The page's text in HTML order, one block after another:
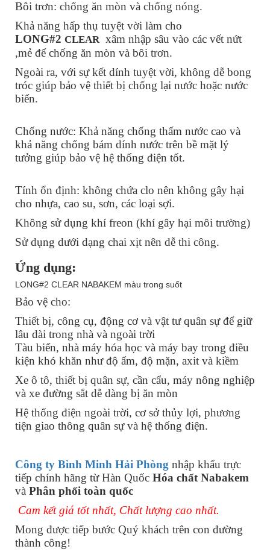
Bôi trơn: chống ăn mòn và chống nóng.
Khả năng hấp thụ tuyệt vời làm cho
LONG#2 CLEAR xâm nhập sâu vào các vết nứt
,mẻ để chống ăn mòn và bôi trơn.
Ngoài ra, với sự kết dính tuyệt vời, không dễ bong
tróc giúp bảo vệ thiết bị chống lại nước hoặc nước
biển.
Chống nước: Khả năng chống thấm nước cao và
khả năng chống bám dính nước trên bề mặt lý
tưởng giúp bảo vệ hệ thống điện tốt.
Tính ổn định: không chứa clo nên không gây hại
cho nhựa, cao su, sơn, các loại sợi.
Không sử dụng khí freon (khí gây hại môi trường)
Sử dụng dưới dạng chai xịt nên dễ thi công.
Ứng dụng:
LONG#2 CLEAR NABAKEM màu trong suốt
Bảo vệ cho:
Thiết bị, công cụ, động cơ và vật tư quân sự để giữ
lâu dài trong nhà và ngoài trời
Tàu biển, nhà máy hóa học và máy bay trong điều
kiện khó khăn như độ ẩm, độ mặn, axit và kiềm
Xe ô tô, thiết bị quân sự, cần cẩu, máy nông nghiệp
và xe đường sắt dễ dàng bị ăn mòn
Hệ thống điện ngoài trời, cơ sở thủy lợi, phương
tiện giao thông quân sự và hệ thống điện.
Công ty Bình Minh Hải Phòng nhập khẩu trực
tiếp chính hãng từ Hàn Quốc Hóa chất Nabakem
và Phân phối toàn quốc
Cam kết giá tốt nhất, Chất lượng cao nhất.
Mong được tiếp bước Quý khách trên con đường
thành công!